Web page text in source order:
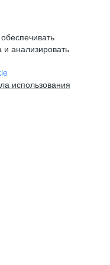
анализировать
использования